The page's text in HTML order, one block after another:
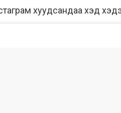
хуудсандаа хэд